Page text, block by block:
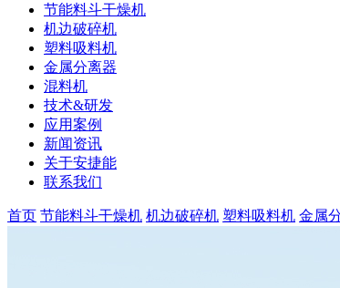
节能料斗干燥机
机边破碎机
塑料吸料机
金属分离器
混料机
技术&研发
应用案例
新闻资讯
关于安捷能
联系我们
首页 节能料斗干燥机 机边破碎机 塑料吸料机 金属